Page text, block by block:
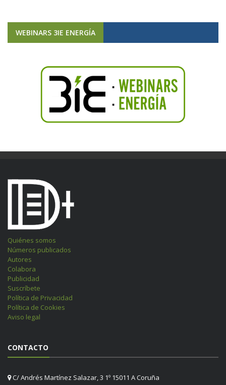
WEBINARS 3IE ENERGÍA
Quiénes somos
Números publicados
Autores
Colabora
Publicidad
Suscríbete
Política de Privacidad
Política de Cookies
Aviso legal
CONTACTO
C/ Andrés Martínez Salazar, 3 1º 15011 A Coruña